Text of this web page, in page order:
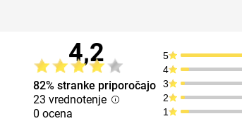
4,2
82% stranke priporočajo
23 vrednotenje
0 ocena
5
4
3
2
1